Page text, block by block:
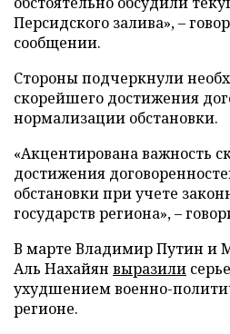
Персидского залива», –
сообщении.
Стороны подчеркнули
скорейшего достижения
нормализации обстановки.
«Акцентирована важность
достижения
обстановки при учете
государств региона», –
В марте Владимир Путин и
Аль Нахайян выразили
ухудшением военно-
регионе.